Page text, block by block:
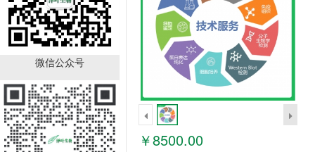
微信公众号
基因过表达慢病毒
ZY6001VTS
￥8500.00
已有 0人购买
销量排行
￥8500.00